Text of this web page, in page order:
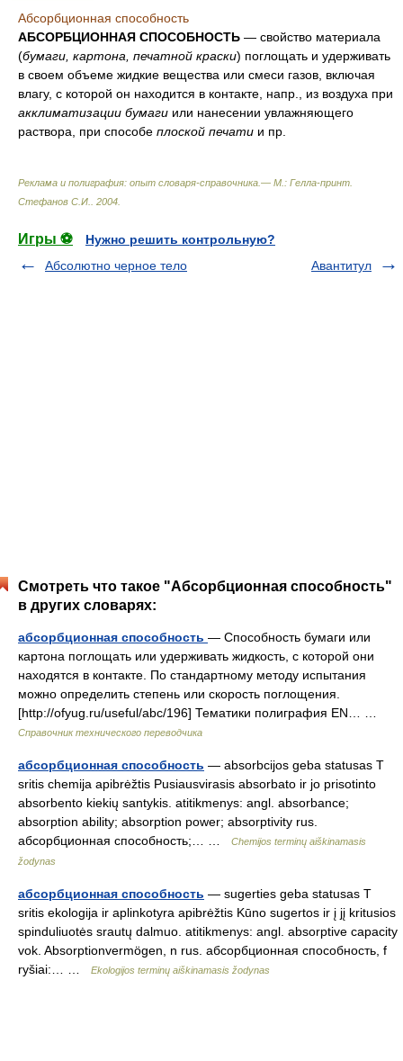
Абсорбционная способность
АБСОРБЦИОННАЯ СПОСОБНОСТЬ — свойство материала
(бумаги, картона, печатной краски) поглощать и удерживать
в своем объеме жидкие вещества или смеси газов, включая
влагу, с которой он находится в контакте, напр., из воздуха при
акклиматизации бумаги или нанесении увлажняющего
раствора, при способе плоской печати и пр.
Реклама и полиграфия: опыт словаря-справочника.— М.: Гелла-принт
Стефанов С.И.
2004
Игры ⚽
Нужно решить контрольную?
Абсолютно черное тело
Авантитул
Смотреть что такое "Абсорбционная способность"
в других словарях:
абсорбционная способность — Способность бумаги или
картона поглощать или удерживать жидкость, с которой они
находятся в контакте. По стандартному методу испытания
можно определить степень или скорость поглощения.
[http://ofyug.ru/useful/abc/196] Тематики полиграфия EN… …
Справочник технического переводчика
абсорбционная способность — absorbcijos geba statusas T
sritis chemija apibrėžtis Pusiausvirasis absorbato ir jo prisotinto
absorbento kiekių santykis. atitikmenys: angl. absorbance;
absorption ability; absorption power; absorptivity rus.
абсорбционная способность;… …
Chemijos terminų aiškinamasis
žodynas
абсорбционная способность — sugerties geba statusas T
sritis ekologija ir aplinkotyra apibrėžtis Kūno sugertos ir į jį kritusios
spinduliuotės srautų dalmuo. atitikmenys: angl. absorptive capacity
vok. Absorptionvermögen, n rus. абсорбционная способность, f
ryšiai:… …
Ekologijos terminų aiškinamasis žodynas